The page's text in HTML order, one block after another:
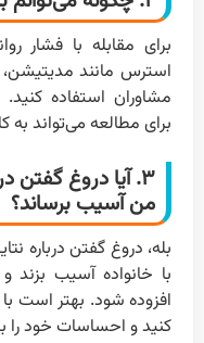
برای مقابله با فشار
استرس مانند
مشاوران استفاده
برای مطالعه می‌تواند
۳. آیا دروغ گفتن
من آسیب برساند؟
بله، دروغ گفتن درباره
با خانواده آسیب
افزوده شود. بهتر است
کنید و احساسات خود را